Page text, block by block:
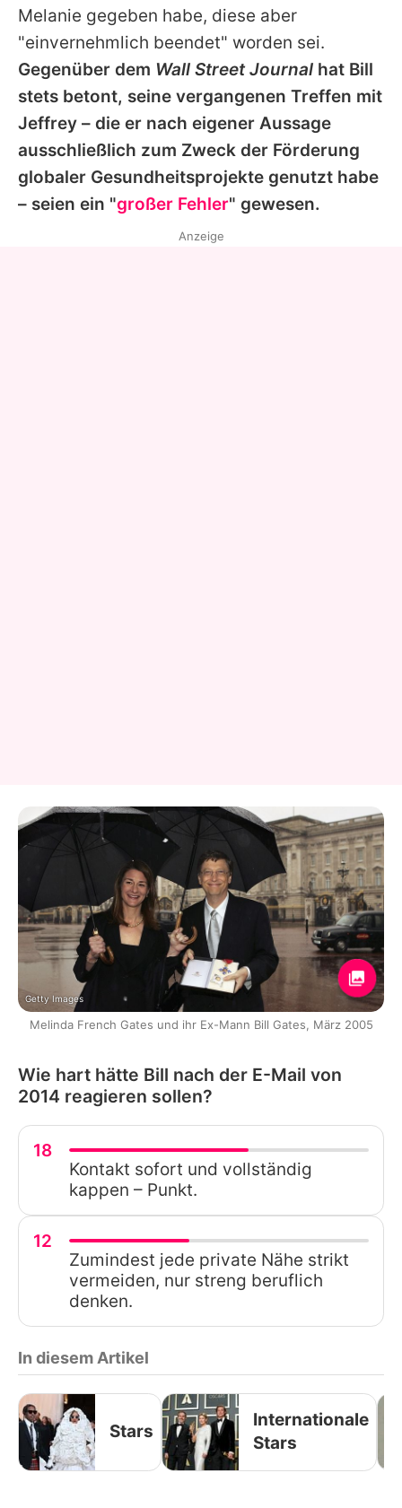
Melanie gegeben habe, diese aber
"einvernehmlich beendet" worden sei.
Gegenüber dem Wall Street Journal hat Bill
stets betont, seine vergangenen Treffen mit
Jeffrey – die er nach eigener Aussage
ausschließlich zum Zweck der Förderung
globaler Gesundheitsprojekte genutzt habe
– seien ein "großer Fehler" gewesen.
Anzeige
Getty Images
Melinda French Gates und ihr Ex-Mann Bill Gates, März 2005
Wie hart hätte Bill nach der E-Mail von
2014 reagieren sollen?
18
Kontakt sofort und vollständig
kappen – Punkt.
12
Zumindest jede private Nähe strikt
vermeiden, nur streng beruflich
denken.
In diesem Artikel
Stars
Internationale
Stars